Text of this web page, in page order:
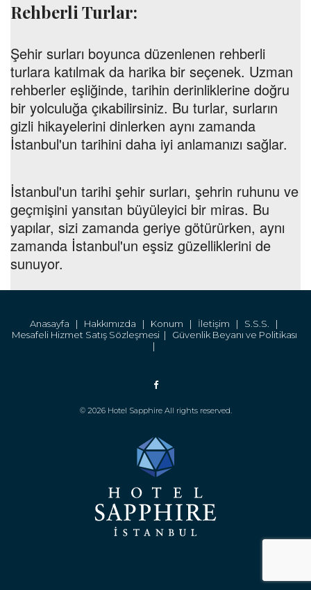
Rehberli Turlar:
Şehir surları boyunca düzenlenen rehberli
turlara katılmak da harika bir seçenek. Uzman
rehberler eşliğinde, tarihin derinliklerine doğru
bir yolculuğa çıkabilirsiniz. Bu turlar, surların
gizli hikayelerini dinlerken aynı zamanda
İstanbul'un tarihini daha iyi anlamanızı sağlar.
İstanbul'un tarihi şehir surları, şehrin ruhunu ve
geçmişini yansıtan büyüleyici bir miras. Bu
yapılar, sizi zamanda geriye götürürken, aynı
zamanda İstanbul'un eşsiz güzelliklerini de
sunuyor.
Anasayfa | Hakkımızda | Konum | İletişim | S.S.S. |
Mesafeli Hizmet Satış Sözleşmesi | Güvenlik Beyanı ve Politikası
|
© 2026 Hotel Sapphire All rights reserved.